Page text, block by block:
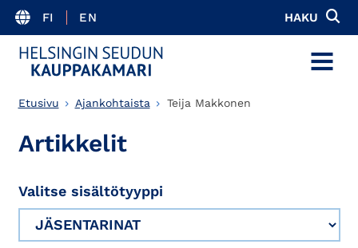
FI EN HAKU
MENU
Etusivu Ajankohtaista Teija Makkonen
Artikkelit
Valitse sisältötyyppi